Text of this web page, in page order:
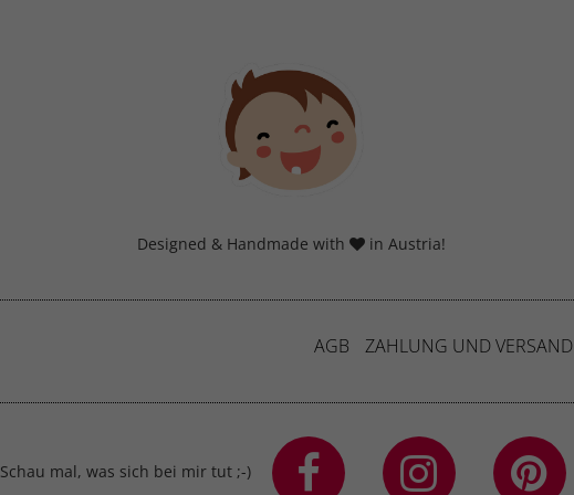
Designed & Handmade with in Austria!
AGB ZAHLUNG UND VERSAND
Schau mal, was sich bei mir tut ;-)
Inhalte von Videoplattformen und Social-Media-Plattformen werden standardmäßig
blockiert. Wenn Cookies von externen Medien akzeptiert werden, bedarf der Zugriff auf
diese Inhalte keiner manuellen Einwilligung mehr.